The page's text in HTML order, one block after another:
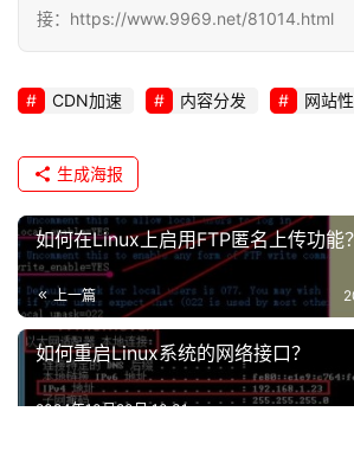
接：https://www.9969.net/81014.html
CDN加速 内容分发 网站
生成海报
如何在Linux上启用FTP匿名上传功能？
上一篇
如何重启Linux系统的网络接口？
2024年10月20日 10:31